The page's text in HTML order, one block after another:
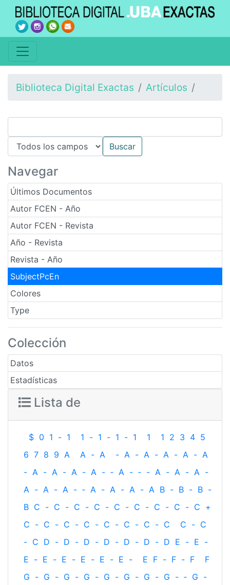
Biblioteca Digital Exactas Artículos
Navegar
Últimos Documentos
Autor FCEN - Año
Autor FCEN - Revista
Año - Revista
Revista - Año
SubjectPcEn
Colores
Type
Colección
Datos
Estadísticas
Lista de
$ 0 1 - 1 1 - 1 - 1 - 1 1 1 2 3 4 5
6 7 8 9 A A - A - A - A - A - A - A
- A - A - A - A - ‐ A - ‐ - A - A - A -
A - A - A - ‐ A - A - A - A B - B - B -
B C - C - C - C - C - C - C - C - C +
C - C - C - C - C - C - C - C C - C
- C D - D - D - D - D - D - D E - E -
E - E - E - E - E - E - E F - F - F
F
G - G - G - G - G - G - G - G - ‐ G -